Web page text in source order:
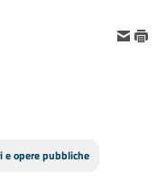
e opere pubbliche